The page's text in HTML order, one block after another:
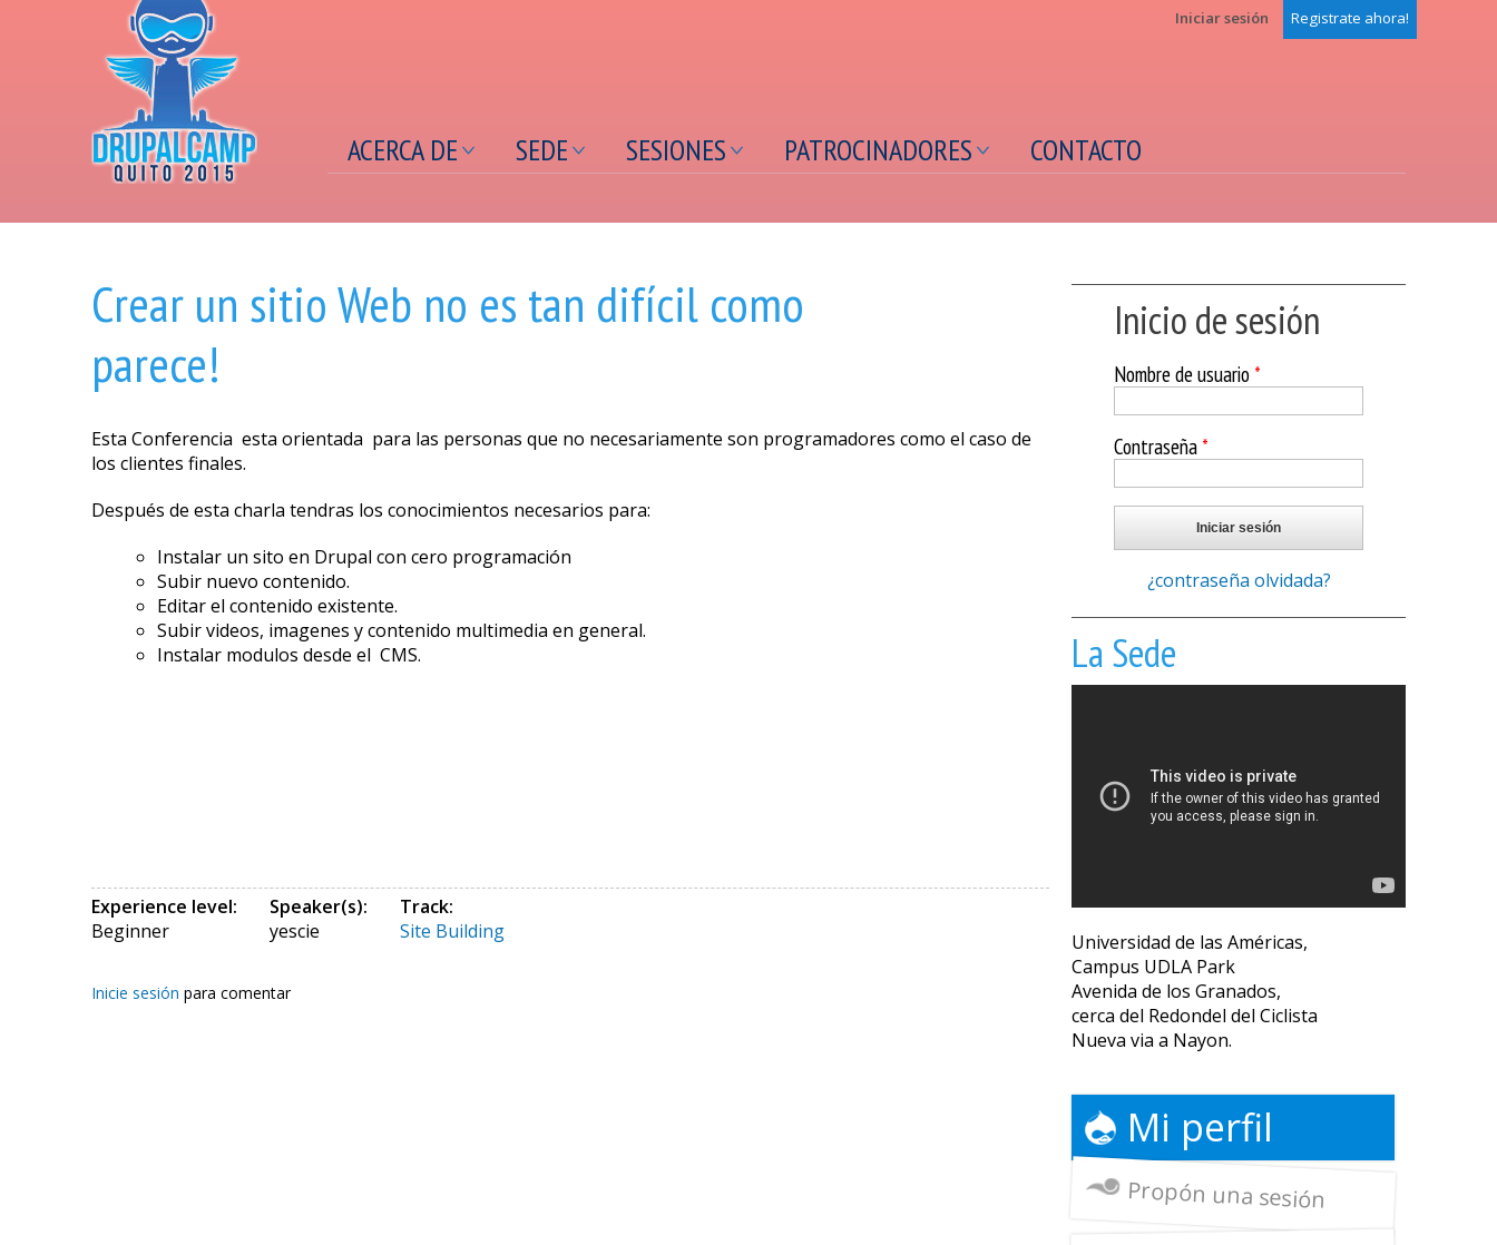
Iniciar sesión Registrate ahora!
ACERCA DE SEDE SESIONES PATROCINADORES CONTACTO
Se encuentra usted aquí
Crear un sitio Web no es tan difícil como
parece!
Esta Conferencia esta orientada para las personas que no necesariamente son programadores como el caso de
los clientes finales.
Después de esta charla tendras los conocimientos necesarios para:
Instalar un sito en Drupal con cero programación
Subir nuevo contenido.
Editar el contenido existente.
Subir videos, imagenes y contenido multimedia en general.
Instalar modulos desde el CMS.
Experience level:
Beginner
Speaker(s):
yescie
Track:
Site Building
Inicie sesión para comentar
Inicio de sesión
Nombre de usuario *
Contraseña *
¿contraseña olvidada?
La Sede
Universidad de las Américas,
Campus UDLA Park
Avenida de los Granados,
cerca del Redondel del Ciclista
Nueva via a Nayon.
Mi perfil
Propón una sesión